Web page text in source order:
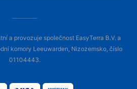
a provozuje společnost EasyTerra B.V. a
komory Leeuwarden, Nizozemsko, číslo
01104443.